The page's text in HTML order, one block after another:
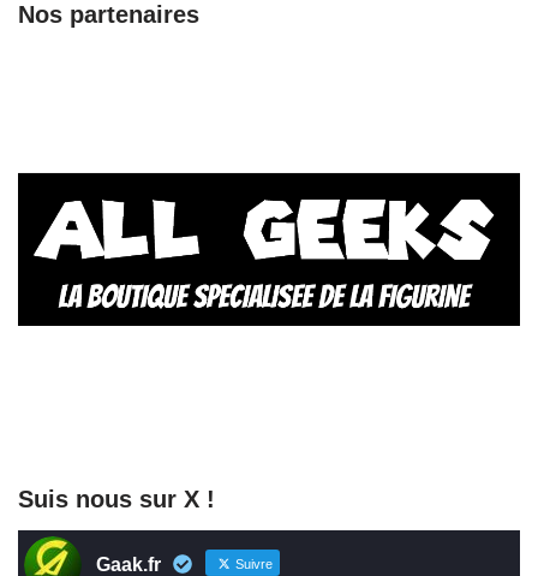
Nos partenaires
Suis nous sur X !
Gaak.fr Suivre